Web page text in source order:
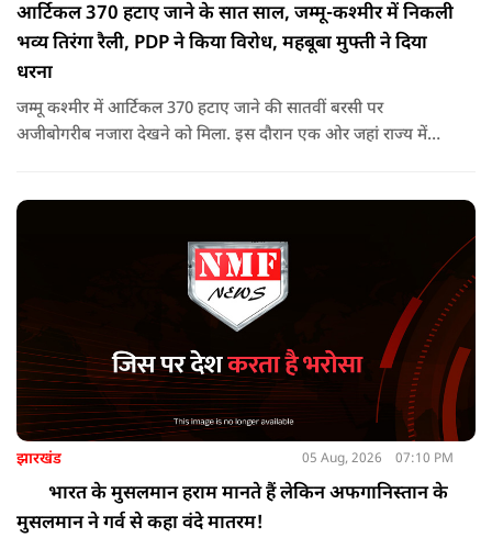
आर्टिकल 370 हटाए जाने के सात साल, जम्मू-कश्मीर में निकली
भव्य तिरंगा रैली, PDP ने किया विरोध, महबूबा मुफ्ती ने दिया
धरना
जम्मू कश्मीर में आर्टिकल 370 हटाए जाने की सातवीं बरसी पर
अजीबोगरीब नजारा देखने को मिला. इस दौरान एक ओर जहां राज्य में
झारखंड 05 Aug, 2026 07:10 PM
भारत के मुसलमान हराम मानते हैं लेकिन अफगानिस्तान के
मुसलमान ने गर्व से कहा वंदे मातरम!